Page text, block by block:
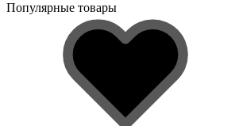
Популярные товары